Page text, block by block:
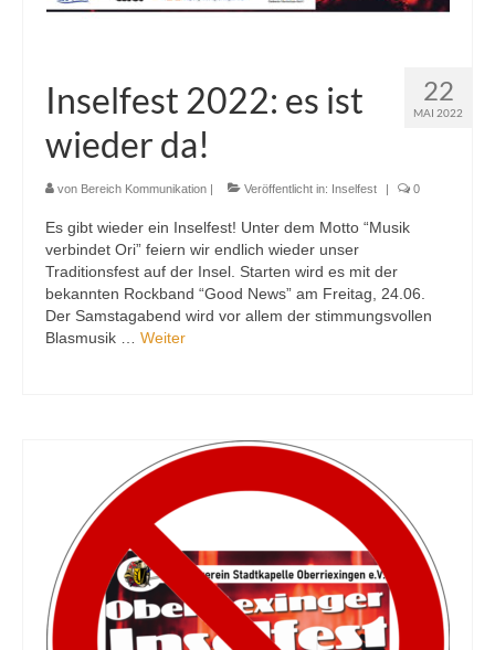
22
MAI 2022
Inselfest 2022: es ist
wieder da!
von Bereich Kommunikation Veröffentlicht in: Inselfest 0
Es gibt wieder ein Inselfest! Unter dem Motto “Musik
verbindet Ori” feiern wir endlich wieder unser
Traditionsfest auf der Insel. Starten wird es mit der
bekannten Rockband “Good News” am Freitag, 24.06.
Der Samstagabend wird vor allem der stimmungsvollen
Blasmusik … Weiter